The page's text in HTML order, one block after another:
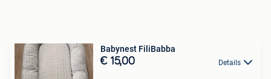
Babynest FiliBabba
€ 15,00 Details